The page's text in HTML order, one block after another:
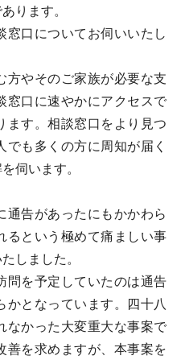
ります。
口についてお伺いいたし
やそのご家族が必要な支
窓口に速やかにアクセスで
ます。相談窓口をより見つ
も多くの方に周知が届く
伺います。
告があったにもかかわら
るという極めて痛ましい事
しました。
を予定していたのは通告
かとなっています。四十八
なかった大変重大な事案で
善を求めますが、本事案を